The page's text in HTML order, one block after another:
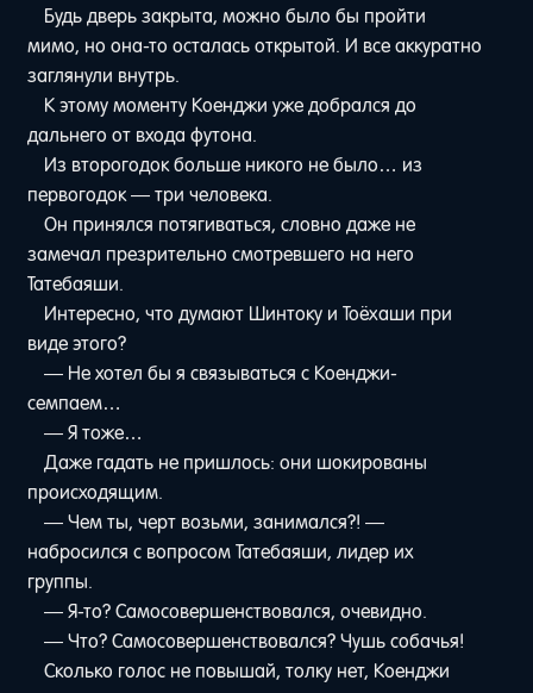
Будь дверь закрыта, можно было бы пройти
мимо, но она-то осталась открытой. И все аккуратно
заглянули внутрь.
К этому моменту Коенджи уже добрался до
дальнего от входа футона.
Из второгодок больше никого не было… из
первогодок — три человека.
Он принялся потягиваться, словно даже не
замечал презрительно смотревшего на него
Татебаяши.
Интересно, что думают Шинтоку и Тоёхаши при
виде этого?
— Не хотел бы я связываться с Коенджи-
семпаем…
— Я тоже…
Даже гадать не пришлось: они шокированы
происходящим.
— Чем ты, черт возьми, занимался?! —
набросился с вопросом Татебаяши, лидер их
группы.
— Я-то? Самосовершенствовался, очевидно.
— Что? Самосовершенствовался? Чушь собачья!
Сколько голос не повышай, толку нет, Коенджи